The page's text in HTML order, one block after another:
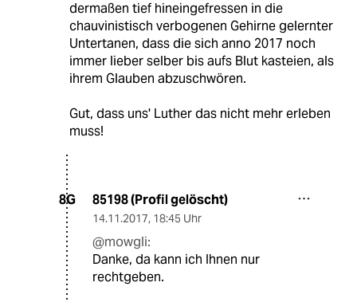
dermaßen tief hineingefressen in die
chauvinistisch verbogenen Gehirne gelernter
Untertanen, dass die sich anno 2017 noch
immer lieber selber bis aufs Blut kasteien, als
ihrem Glauben abzuschwören.
Gut, dass uns' Luther das nicht mehr erleben
muss!
8G 85198 (Profil gelöscht)
14.11.2017, 18:45 Uhr
@mowgli:
Danke, da kann ich Ihnen nur
rechtgeben.